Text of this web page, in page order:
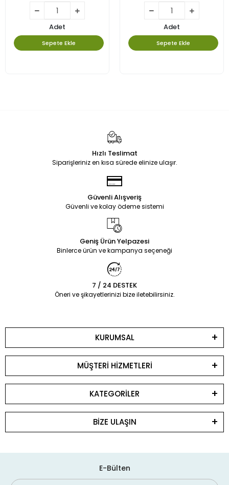
Adet
Sepete Ekle
Adet
Sepete Ekle
Hızlı Teslimat
Siparişleriniz en kısa sürede elinize ulaşır.
Güvenli Alışveriş
Güvenli ve kolay ödeme sistemi
Geniş Ürün Yelpazesi
Binlerce ürün ve kampanya seçeneği
7 / 24 DESTEK
Öneri ve şikayetlerinizi bize iletebilirsiniz.
KURUMSAL
MÜŞTERİ HİZMETLERİ
KATEGORİLER
BİZE ULAŞIN
E-Bülten